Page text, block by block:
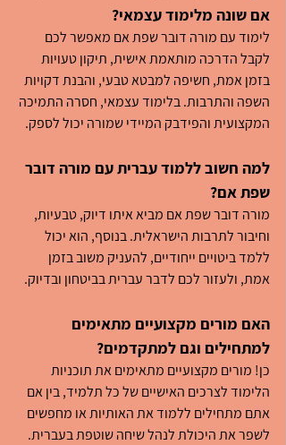
אם שונה מלימוד עצמאי?
לימוד עם מורה דובר שפת אם מאפשר לכם
לקבל הדרכה מותאמת אישית, תיקון טעויות
בזמן אמת, חשיפה למבטא טבעי, והבנת דקויות
השפה והתרבות. בלימוד עצמאי, חסרה התמיכה
המקצועית והפידבק המיידי שמורה יכול לספק.
למה חשוב ללמוד עברית עם מורה דובר
שפת אם?
מורה דובר שפת אם מביא איתו דיוק, טבעיות,
וחיבור לתרבות הישראלית. בנוסף, הוא יכול
ללמד ביטויים ייחודיים, להעניק משוב בזמן
אמת, ולעזור לכם לדבר עברית בביטחון ובדיוק.
האם מורים מקצועיים מתאימים
למתחילים וגם למתקדמים?
כן! מורים מקצועיים מתאימים את תוכניות
הלימוד לצרכים האישיים של כל תלמיד, בין אם
אתם מתחילים ללמוד את האותיות או מחפשים
לשפר את היכולת לנהל שיחה שוטפת בעברית.